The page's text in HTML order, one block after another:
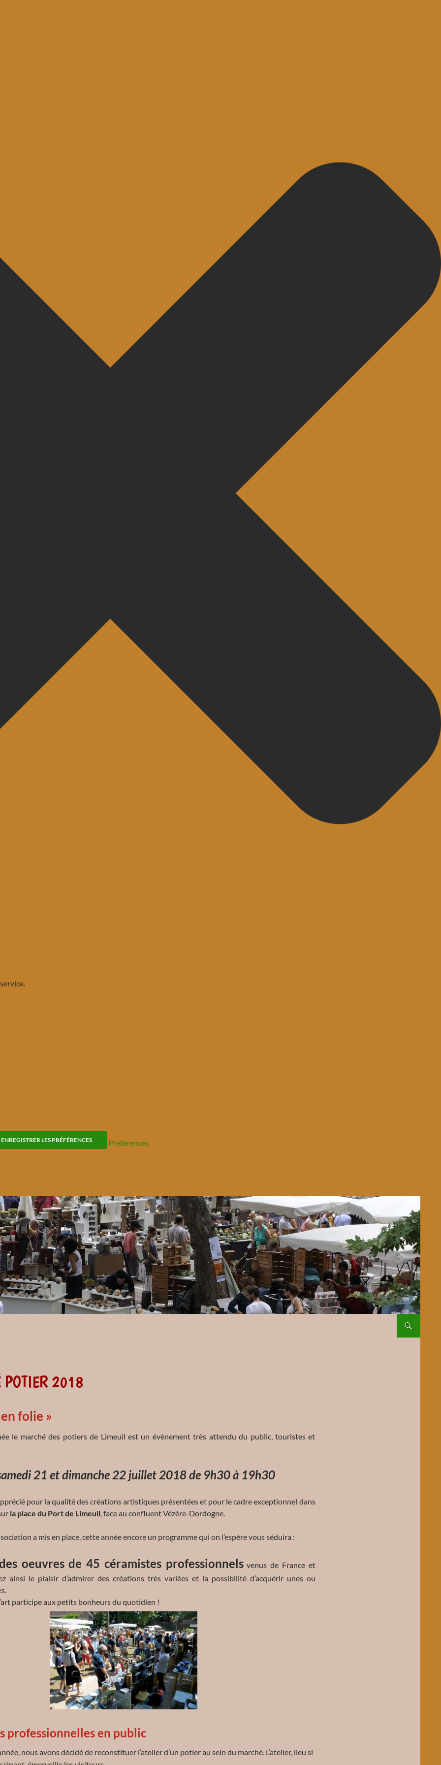
ENREGISTRER LES PRÉFÉRENCES
Préférences
POTIER 2018
folie »
le marché des potiers de Limeuil est un évènement très attendu du public, touristes et
21 et dimanche 22 juillet 2018 de 9h30 à 19h30
pour la qualité des créations artistiques présentées et pour le cadre exceptionnel dans
la place du Port de Limeuil, face au confluent Vézère-Dordogne.
a mis en place, cette année encore un programme qui on l’espère vous séduira :
oeuvres de 45 céramistes professionnelsvenus de France et
ainsi le plaisir d’admirer des créations très variées et la possibilité d’acquérir unes ou
participe aux petits bonheurs du quotidien !
professionnelles en public
nous avons décidé de reconstituer l’atelier d’un potier au sein du marché. L’atelier, lieu si